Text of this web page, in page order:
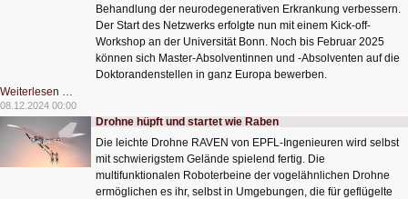
Behandlung der neurodegenerativen Erkrankung verbessern.
Der Start des Netzwerks erfolgte nun mit einem Kick-off-
Workshop an der Universität Bonn. Noch bis Februar 2025
können sich Master-Absolventinnen und -Absolventen auf die
Doktorandenstellen in ganz Europa bewerben.
Weiterlesen …
Intelligenz
im
Kampf
gegen
Parkinson
08.12.2024 00:00
Drohne hüpft und startet wie Raben
Die leichte Drohne RAVEN von EPFL-Ingenieuren wird selbst
mit schwierigstem Gelände spielend fertig. Die
multifunktionalen Roboterbeine der vogelähnlichen Drohne
ermöglichen es ihr, selbst in Umgebungen, die für geflügelte